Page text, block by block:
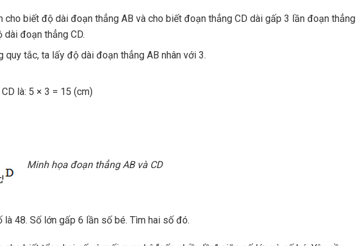
cho biết độ dài đoạn thẳng AB và cho biết đoạn thẳng CD dài gấp 3 lần đoạn thẳng
dài đoạn thẳng CD.
quy tắc, ta lấy độ dài đoạn thẳng AB nhân với 3.
là: 5 × 3 = 15 (cm)
Minh họa đoạn thẳng AB và CD
là 48. Số lớn gấp 6 lần số bé. Tìm hai số đó.